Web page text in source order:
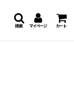
マイページ カート
検索